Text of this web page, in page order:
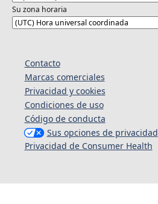
Su zona horaria
Contacto
Marcas comerciales
Privacidad y cookies
Condiciones de uso
Código de conducta
Sus opciones de privacidad
Privacidad de Consumer Health